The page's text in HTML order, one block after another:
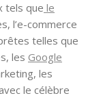
tels que le
l’e-commerce
telles que
les Google
les
le célèbre